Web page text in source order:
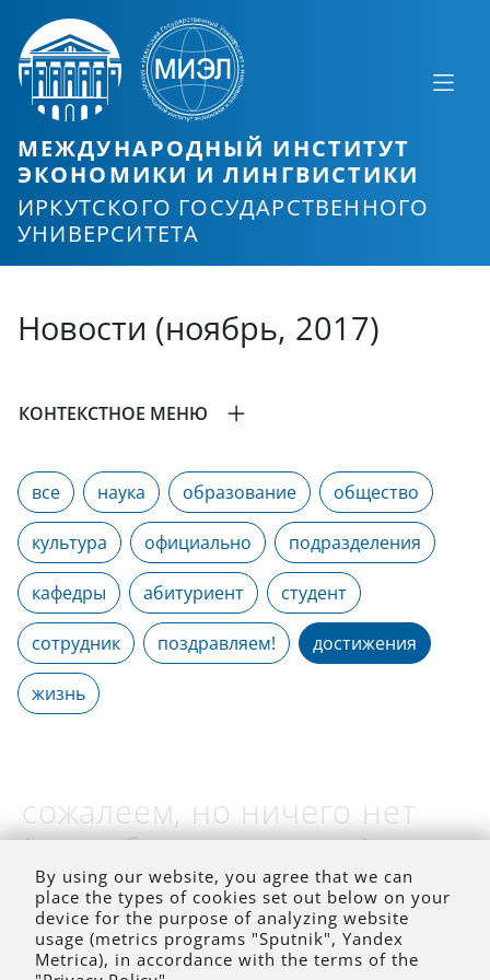
МЕЖДУНАРОДНЫЙ ИНСТИТУТ
ЭКОНОМИКИ И ЛИНГВИСТИКИ
ИРКУТСКОГО ГОСУДАРСТВЕННОГО
УНИВЕРСИТЕТА
Новости (ноябрь, 2017)
КОНТЕКСТНОЕ МЕНЮ
все наука образование общество
культура официально подразделения
кафедры абитуриент студент
сотрудник поздравляем! достижения
жизнь
сожалеем, но ничего нет
(на выбранное время)
By using our website, you agree that we can
place the types of cookies set out below on your
device for the purpose of analyzing website
usage (metrics programs "Sputnik", Yandex
Metrica), in accordance with the terms of the